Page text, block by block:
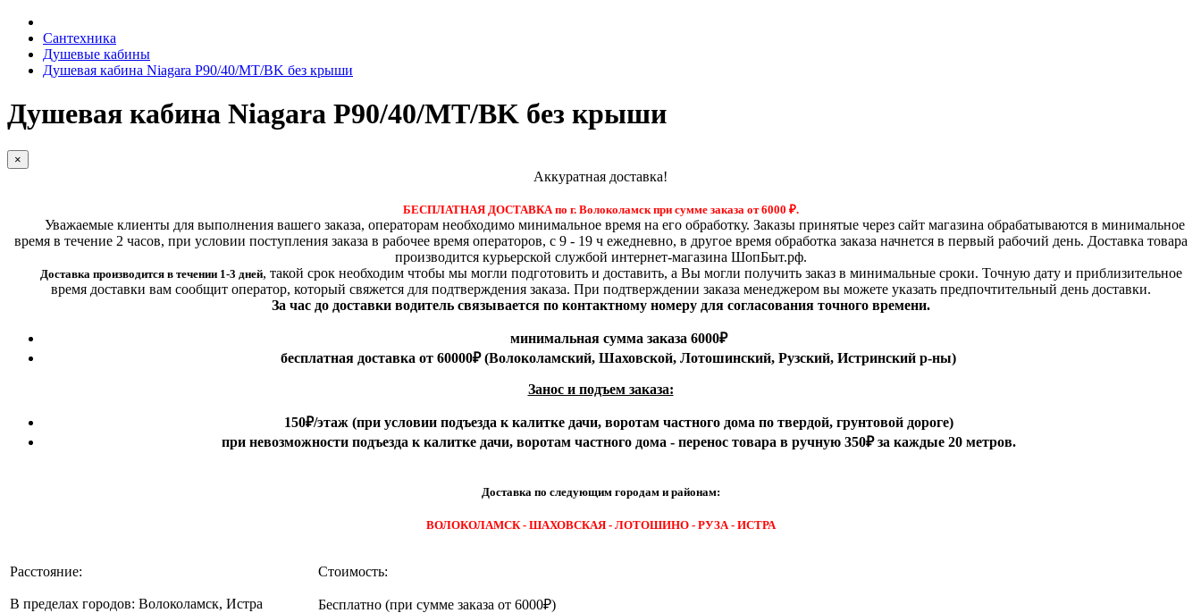
Сантехника
Душевые кабины
Душевая кабина Niagara P90/40/MT/BK без крыши
Душевая кабина Niagara P90/40/MT/BK без крыши
×
Аккуратная доставка!
БЕСПЛАТНАЯ ДОСТАВКА по г. Волоколамск при сумме заказа от 6000 ₽.
Уважаемые клиенты для выполнения вашего заказа, операторам необходимо минимальное время на его обработку. Заказы принятые через сайт магазина обрабатываются в минимальное
время в течение 2 часов, при условии поступления заказа в рабочее время операторов, с 9 - 19 ч ежедневно, в другое время обработка заказа начнется в первый рабочий день. Доставка товара
производится курьерской службой интернет-магазина ШопБыт.рф.
Доставка производится в течении 1-3 дней, такой срок необходим чтобы мы могли подготовить и доставить, а Вы могли получить заказ в минимальные сроки. Точную дату и приблизительное
время доставки вам сообщит оператор, который свяжется для подтверждения заказа. При подтверждении заказа менеджером вы можете указать предпочтительный день доставки.
За час до доставки водитель связывается по контактному номеру для согласования точного времени.
минимальная сумма заказа 6000₽
бесплатная доставка от 60000₽ (Волоколамский, Шаховской, Лотошинский, Рузский, Истринский р-ны)
Занос и подъем заказа:
150₽/этаж(при условии подъезда к калитке дачи, воротам частного дома по твердой, грунтовой дороге)
при невозможности подъезда к калитке дачи, воротам частного дома - перенос товара в ручную 350₽ за каждые 20 метров.
Доставка по следующим городам и районам:
ВОЛОКОЛАМСК - ШАХОВСКАЯ - ЛОТОШИНО - РУЗА - ИСТРА
Расстояние: Стоимость:
В пределах городов: Волоколамск, Истра Бесплатно (при сумме заказа от 6000₽)